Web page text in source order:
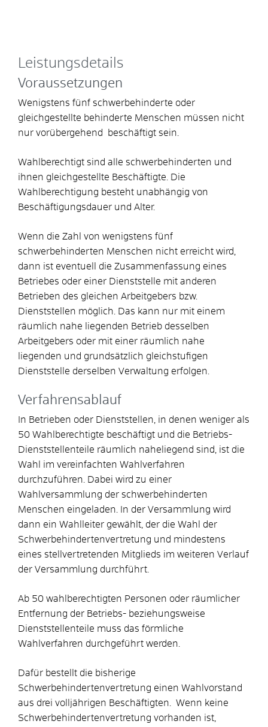
Leistungsdetails
Voraussetzungen
Wenigstens fünf schwerbehinderte oder
gleichgestellte behinderte Menschen müssen nicht
nur vorübergehend beschäftigt sein.
Wahlberechtigt sind alle schwerbehinderten und
ihnen gleichgestellte Beschäftigte. Die
Wahlberechtigung besteht unabhängig von
Beschäftigungsdauer und Alter.
Wenn die Zahl von wenigstens fünf
schwerbehinderten Menschen nicht erreicht wird,
dann ist eventuell die Zusammenfassung eines
Betriebes oder einer Dienststelle mit anderen
Betrieben des gleichen Arbeitgebers bzw.
Dienststellen möglich. Das kann nur mit einem
räumlich nahe liegenden Betrieb desselben
Arbeitgebers oder mit einer räumlich nahe
liegenden und grundsätzlich gleichstufigen
Dienststelle derselben Verwaltung erfolgen.
Verfahrensablauf
In Betrieben oder Dienststellen, in denen weniger als
50 Wahlberechtigte beschäftigt und die Betriebs-
Dienststellenteile räumlich naheliegend sind, ist die
Wahl im vereinfachten Wahlverfahren
durchzuführen. Dabei wird zu einer
Wahlversammlung der schwerbehinderten
Menschen eingeladen. In der Versammlung wird
dann ein Wahlleiter gewählt, der die Wahl der
Schwerbehindertenvertretung und mindestens
eines stellvertretenden Mitglieds im weiteren Verlauf
der Versammlung durchführt.
Ab 50 wahlberechtigten Personen oder räumlicher
Entfernung der Betriebs- beziehungsweise
Dienststellenteile muss das förmliche
Wahlverfahren durchgeführt werden.
Dafür bestellt die bisherige
Schwerbehindertenvertretung einen Wahlvorstand
aus drei volljährigen Beschäftigten. Wenn keine
Schwerbehindertenvertretung vorhanden ist,